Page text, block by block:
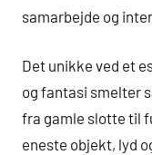
samarbejde og
Det unikke ved et
og fantasi smelter
fra gamle slotte til
eneste objekt, lyd